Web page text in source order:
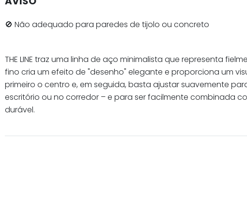
🚫 Não adequado para paredes de tijolo ou concreto
THE LINE traz uma linha de aço minimalista que representa
fino cria um efeito de "desenho" elegante e proporciona um
primeiro o centro e, em seguida, basta ajustar suavemente
escritório ou no corredor – e para ser facilmente combinada
durável.